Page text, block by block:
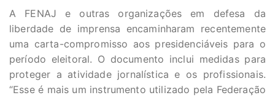
A FENAJ e outras organizações em defesa da
liberdade de imprensa encaminharam recentemente
uma carta-compromisso aos presidenciáveis para o
período eleitoral. O documento inclui medidas para
proteger a atividade jornalística e os profissionais.
“Esse é mais um instrumento utilizado pela Federação